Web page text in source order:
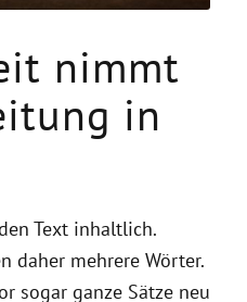
nimmt
in
Text inhaltlich.
daher mehrere Wörter.
sogar ganze Sätze neu